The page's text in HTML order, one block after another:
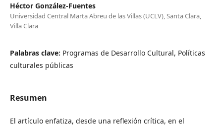
Héctor González-Fuentes
Universidad Central Marta Abreu de las Villas (UCLV), Santa Clara,
Villa Clara
Palabras clave: Programas de Desarrollo Cultural, Políticas
culturales públicas
Resumen
El artículo enfatiza, desde una reflexión crítica, en el